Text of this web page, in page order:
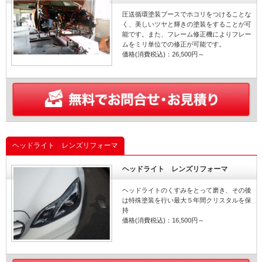
圧送循環塗装ブースでホコリをつけることな
く、美しいツヤと輝きの塗装をすることが可
能です。また、フレーム修正機によりフレー
ムをミリ単位での修正が可能です。
価格(消費税込)：26,500円～
ヘッドライト レンズリフォーマ
ヘッドライト レンズリフォーマ
ヘッドライトのくすみをとって磨き、その後
は特殊塗装を行い最大５年間クリスタルを保
持
価格(消費税込)：16,500円～